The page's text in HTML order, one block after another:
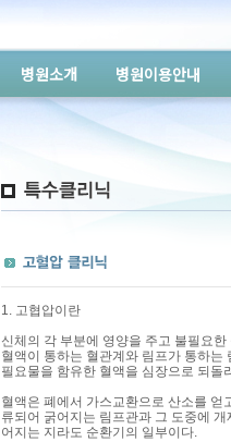
병원소개 병원이용안내
1. 고협압이란
신체의 각 부분에 영양을 주고 불필요
혈액이 통하는 혈관계와 림프가 통하
필요물을 함유한 혈액을 심장으로 되
혈액은 폐에서 가스교환으로 산소를
류되어 굵어지는 림프관과 그 도중에
어지는 지라도 순환기의 일부이다.